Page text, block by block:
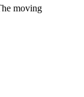
moving